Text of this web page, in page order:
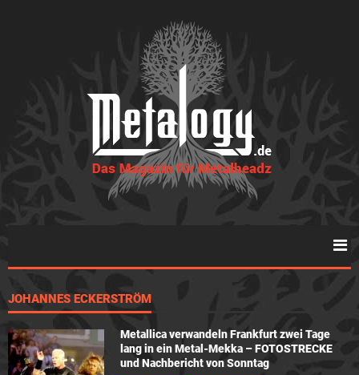
JOHANNES ECKERSTRÖM
Metallica verwandeln Frankfurt zwei Tage
lang in ein Metal-Mekka – FOTOSTRECKE
und Nachbericht von Sonntag